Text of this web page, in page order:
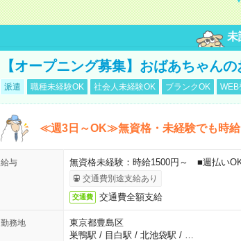
未
【オープニング募集】おばあちゃん
派遣 職種未経験OK 社会人未経験OK ブランクOK WEB
≪週3日～OK≫無資格・未経験でも時給
給与 無資格未経験：時給1500円～ ■週払い
交通費別途支給あり
交通費 交通費全額支給
勤務地
東京都豊島区
巣鴨駅 / 目白駅 / 北池袋駅 /